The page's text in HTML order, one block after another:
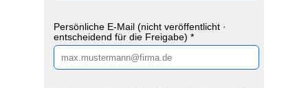
Persönliche E-Mail (nicht veröffentlicht ·
entscheidend für die Freigabe) *